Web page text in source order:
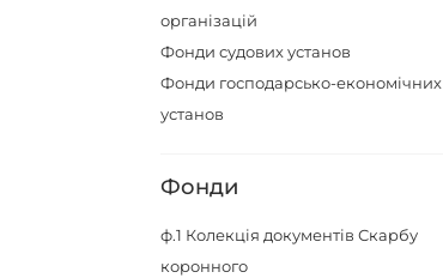
організацій
Фонди судових установ
Фонди господарсько-економічних
установ
Фонди
ф.1 Колекція документів Скарбу
коронного